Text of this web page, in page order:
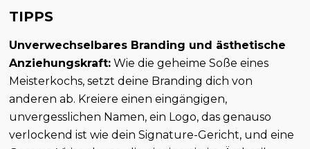
TIPPS
Unverwechselbares Branding und ästhetische
Anziehungskraft: Wie die geheime Soße eines
Meisterkochs, setzt deine Branding dich von
anderen ab. Kreiere einen eingängigen,
unvergesslichen Namen, ein Logo, das genauso
verlockend ist wie dein Signature-Gericht, und eine